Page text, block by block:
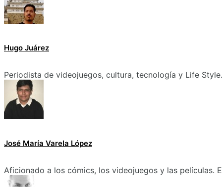
Hugo Juárez
Periodista de videojuegos, cultura, tecnología y Life Style.
José María Varela López
Aficionado a los cómics, los videojuegos y las películas.